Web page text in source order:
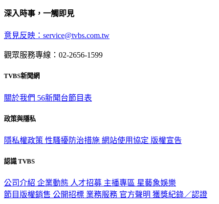
深入時事，一觸即見
意見反映：service@tvbs.com.tw
觀眾服務專線：02-2656-1599
TVBS新聞網
關於我們 56新聞台節目表
政策與隱私
隱私權政策 性騷擾防治措施 網站使用協定 版權宣告
認識 TVBS
公司介紹 企業動態 人才招募 主播專區 星藝象娛樂
節目版權銷售 公開招標 業務服務 官方聲明 獲獎紀錄／認證